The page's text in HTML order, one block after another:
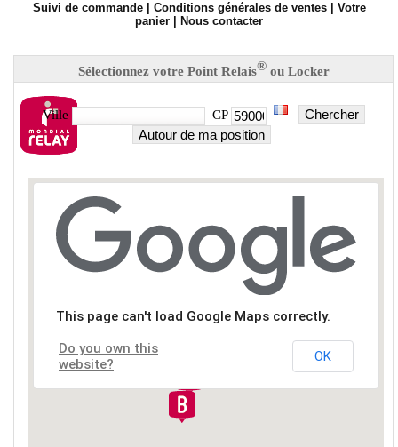
Suivi de commande Conditions générales de ventes
Votre
panier
Nous contacter
Sélectionnez votre Point Relais®ou Locker
Ville CP
Chercher
Autour de ma position
This page can't load Google Maps correctly.
Do you own this
website?
OK